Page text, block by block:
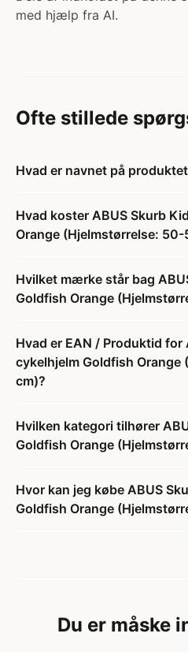
med hjælp fra AI.
Ofte stillede
Hvad er navnet på
Hvad koster ABUS Skurb
Orange (Hjelmstørrelse: 50-
Hvilket mærke står bag
Goldfish Orange
Hvad er EAN / Produktid for
cykelhjelm Goldfish
cm)?
Hvilken kategori tilhører
Goldfish Orange
Hvor kan jeg købe ABUS
Goldfish Orange
Du er måske